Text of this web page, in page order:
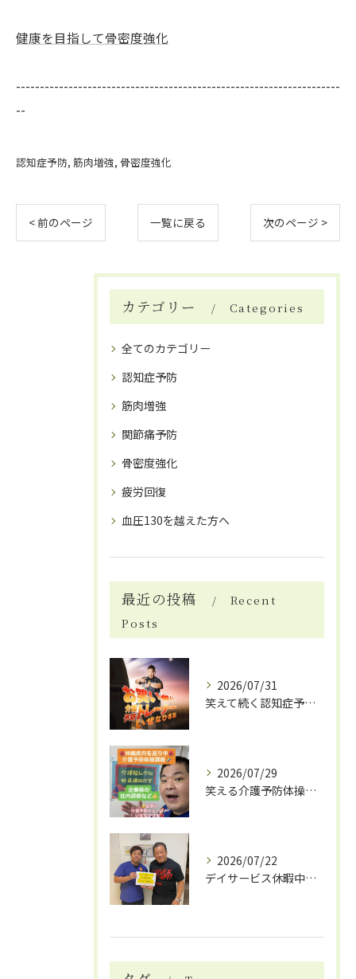
健康を目指して骨密度強化
--------------------------------------------------------------------
--
認知症予防 筋肉増強 骨密度強化
< 前のページ 一覧に戻る 次のページ >
カテゴリー Categories
全てのカテゴリー
認知症予防
筋肉増強
関節痛予防
骨密度強化
疲労回復
血圧130を越えた方へ
最近の投稿
Recent
Posts
2026/07/31
笑えて続く認知症予防体操
2026/07/29
笑える介護予防体操で笑いと健康効果
2026/07/22
デイサービス休暇中の自費リハビリ活用法